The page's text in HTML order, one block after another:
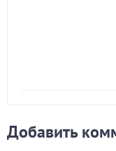
Добавить